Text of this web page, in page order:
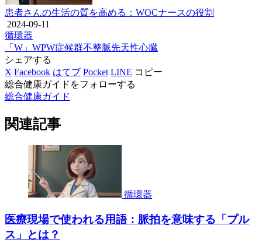
患者さんの生活の質を高める：WOCナースの役割
2024-09-11
循環器
「W」 WPW症候群不整脈先天性心臓
シェアする
X Facebook はてブ Pocket LINE コピー
総合健康ガイドをフォローする
総合健康ガイド
関連記事
循環器
医療現場で使われる用語：脈拍を意味する「プル
ス」とは？